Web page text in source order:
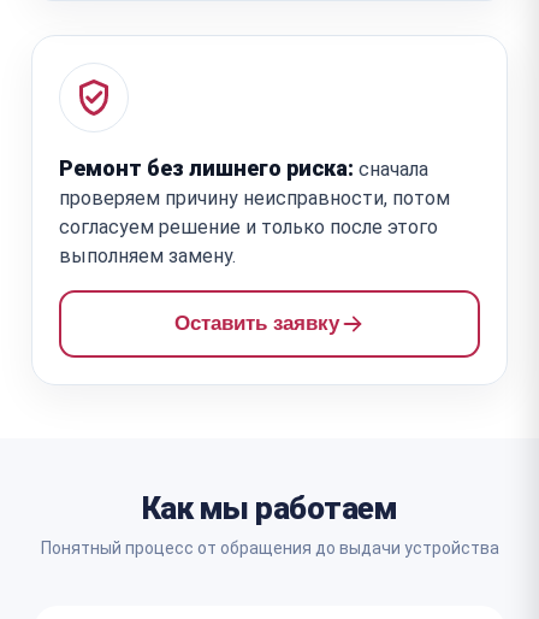
Ремонт без лишнего риска: сначала
проверяем причину неисправности, потом
согласуем решение и только после этого
выполняем замену.
Оставить заявку
Как мы работаем
Понятный процесс от обращения до выдачи устройства